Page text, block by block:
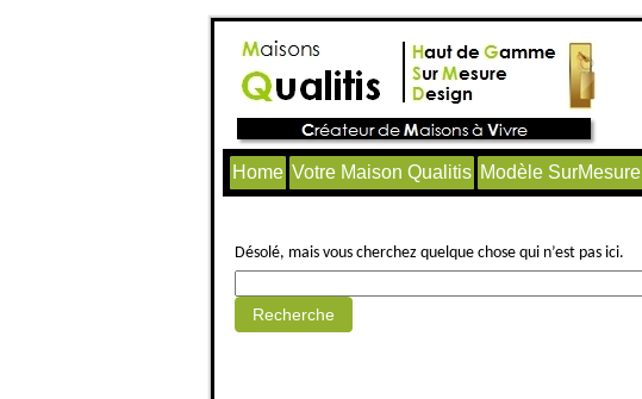
Home Votre Maison Qualitis Modèle SurMesure
Désolé, mais vous cherchez quelque chose qui n’est pas ici.